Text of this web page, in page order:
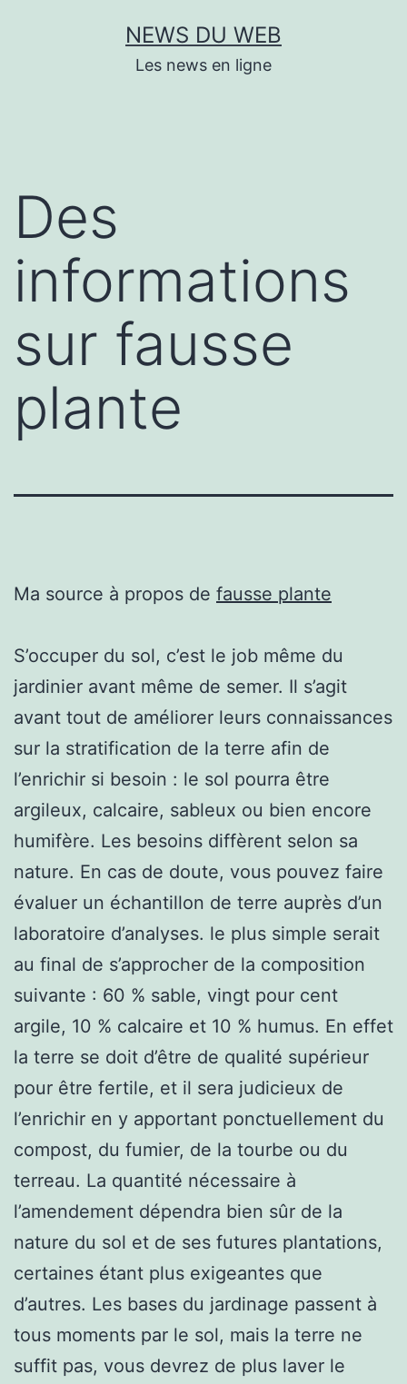
NEWS DU WEB
Les news en ligne
Des
informations
sur fausse
plante
Ma source à propos de fausse plante
S’occuper du sol, c’est le job même du
jardinier avant même de semer. Il s’agit
avant tout de améliorer leurs connaissances
sur la stratification de la terre afin de
l’enrichir si besoin : le sol pourra être
argileux, calcaire, sableux ou bien encore
humifère. Les besoins diffèrent selon sa
nature. En cas de doute, vous pouvez faire
évaluer un échantillon de terre auprès d’un
laboratoire d’analyses. le plus simple serait
au final de s’approcher de la composition
suivante : 60 % sable, vingt pour cent
argile, 10 % calcaire et 10 % humus. En effet
la terre se doit d’être de qualité supérieur
pour être fertile, et il sera judicieux de
l’enrichir en y apportant ponctuellement du
compost, du fumier, de la tourbe ou du
terreau. La quantité nécessaire à
l’amendement dépendra bien sûr de la
nature du sol et de ses futures plantations,
certaines étant plus exigeantes que
d’autres. Les bases du jardinage passent à
tous moments par le sol, mais la terre ne
suffit pas, vous devrez de plus laver le